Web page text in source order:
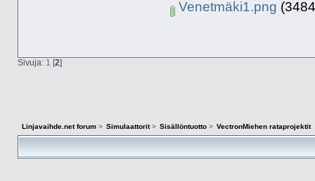
Venetmäki1.png
Sivuja: 1 [2]
Linjavaihde.net forum> Simulaattorit> Sisällöntuotto > VectronMiehen rataprojektit